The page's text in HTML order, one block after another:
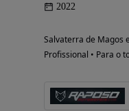
2022
Salvaterra de Magos
Profissional • Para o